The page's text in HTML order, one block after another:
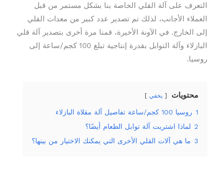
التعرف على آلة القلي الخاصة بنا بشكل مستمر من قبل
العملاء الأجانب، لذلك تم تصدير عدد كبير من معدات القلي
إلى الخارج. في الآونة الأخيرة، قمنا مرة أخرى بتصدير آلة قلي
البازلاء وآلة التوابل بقدرة إنتاجية تبلغ 100 كجم/ساعة إلى
روسيا.
محتويات يخفي
1 روسيا 100 كجم/ساعة تفاصيل آلة مقلاة البازلاء
2 لماذا اشتريت آلة توابل الطعام أيضًا؟
3 ما هي آلات القلي الأخرى التي يمكنك الاختيار من بينها؟